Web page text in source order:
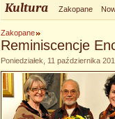
Kultura Zakopane
Zakopane
Reminiscencje
Poniedziałek, 11 października